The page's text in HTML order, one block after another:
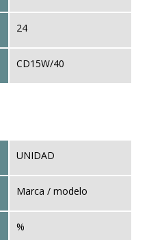
24
CD15W/40
UNIDAD
Marca / modelo
%